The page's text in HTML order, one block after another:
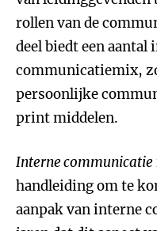
rollen van de
deel biedt een aantal
communicatiemix,
persoonlijke
print middelen.
Interne communicatie
handleiding om te
aanpak van interne